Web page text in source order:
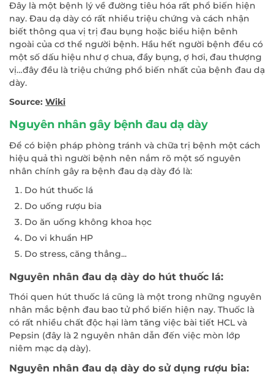
Đây là một bệnh lý về đường tiêu hóa rất phổ biến hiện
nay. Đau dạ dày có rất nhiều triệu chứng và cách nhận
biết thông qua vị trị đau bụng hoặc biểu hiện bênh
ngoài của cơ thể người bệnh. Hầu hết người bệnh đều có
một số dấu hiệu như ợ chua, đầy bụng, ợ hơi, đau thượng
vị…đây đều là triệu chứng phổ biến nhất của bệnh đau dạ
dày.
Source: Wiki
Nguyên nhân gây bệnh đau dạ dày
Để có biện pháp phòng tránh và chữa trị bệnh một cách
hiệu quả thì người bệnh nên nắm rõ một số nguyên
nhân chính gây ra bệnh đau dạ dày đó là:
Do hút thuốc lá
Do uống rượu bia
Do ăn uống không khoa học
Do vi khuẩn HP
Do stress, căng thẳng...
Nguyên nhân đau dạ dày do hút thuốc lá:
Thói quen hút thuốc lá cũng là một trong những nguyên
nhân mắc bệnh đau bao tử phổ biến hiện nay. Thuốc là
có rất nhiều chất độc hại làm tăng việc bài tiết HCL và
Pepsin (đây là 2 nguyên nhân dẫn đến việc mòn lớp
niêm mạc dạ dày).
Nguyên nhân đau dạ dày do sử dụng rượu bia: